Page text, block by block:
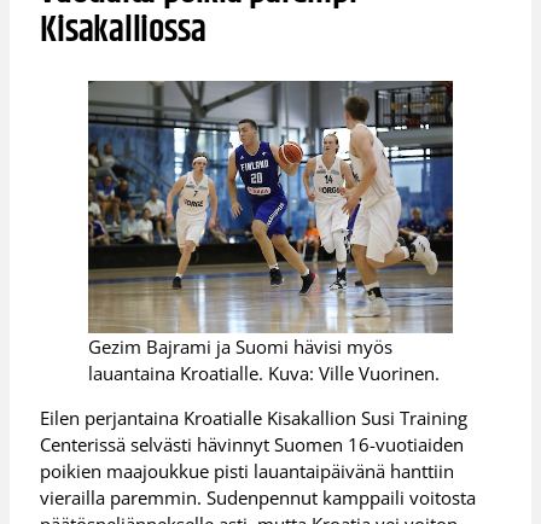
Kisakalliossa
Gezim Bajrami ja Suomi hävisi myös
lauantaina Kroatialle. Kuva: Ville Vuorinen.
Eilen perjantaina Kroatialle Kisakallion Susi Training
Centerissä selvästi hävinnyt Suomen 16-vuotiaiden
poikien maajoukkue pisti lauantaipäivänä hanttiin
vierailla paremmin. Sudenpennut kamppaili voitosta